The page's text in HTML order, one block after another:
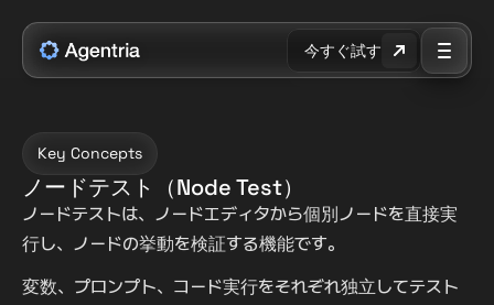
Key Concepts
ノードテスト（Node Test）
ノードテストは、ノードエディタから個別ノードを直接実
行し、ノードの挙動を検証する機能です。
変数、プロンプト、コード実行をそれぞれ独立してテスト
今すぐ試す